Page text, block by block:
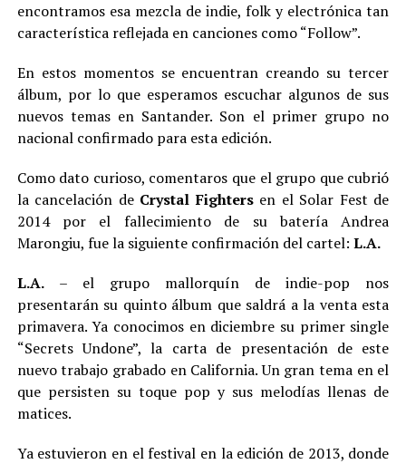
encontramos esa mezcla de indie, folk y electrónica tan
característica reflejada en canciones como “Follow”.
En estos momentos se encuentran creando su tercer
álbum, por lo que esperamos escuchar algunos de sus
nuevos temas en Santander. Son el primer grupo no
nacional confirmado para esta edición.
Como dato curioso, comentaros que el grupo que cubrió
la cancelación de Crystal Fightersen el Solar Fest de
2014 por el fallecimiento de su batería Andrea
Marongiu, fue la siguiente confirmación del cartel: L.A.
L.A.– el grupo mallorquín de indie-pop nos
presentarán su quinto álbum que saldrá a la venta esta
primavera. Ya conocimos en diciembre su primer single
“Secrets Undone”, la carta de presentación de este
nuevo trabajo grabado en California. Un gran tema en el
que persisten su toque pop y sus melodías llenas de
matices.
Ya estuvieron en el festival en la edición de 2013, donde